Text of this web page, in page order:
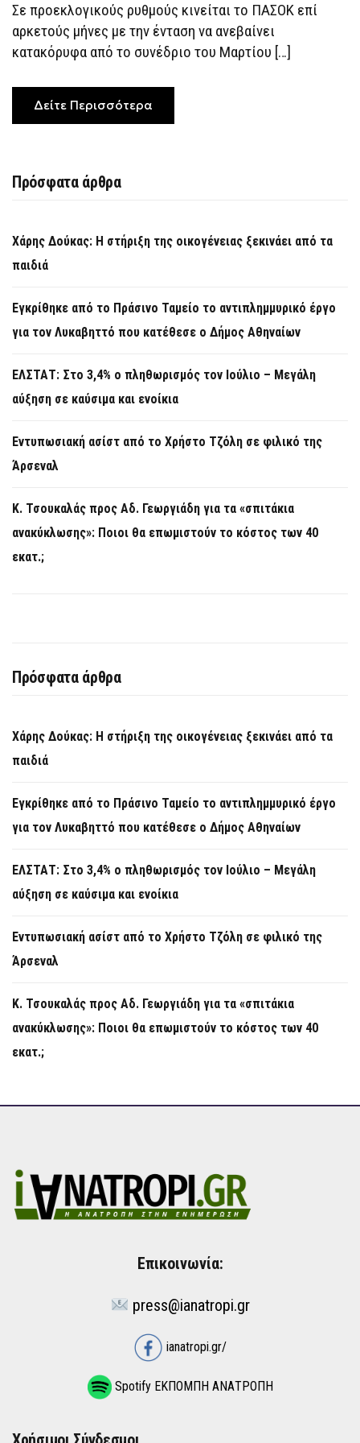
ΠΑΣΟΚ
Σε προεκλογικούς ρυθμούς κινείται το ΠΑΣΟΚ επί
αρκετούς μήνες με την ένταση να ανεβαίνει
κατακόρυφα από το συνέδριο του Μαρτίου […]
Δείτε Περισσότερα
Πρόσφατα άρθρα
Χάρης Δούκας: Η στήριξη της οικογένειας ξεκινάει από τα
παιδιά
Εγκρίθηκε από το Πράσινο Ταμείο το αντιπλημμυρικό έργο
για τον Λυκαβηττό που κατέθεσε ο Δήμος Αθηναίων
ΕΛΣΤΑΤ: Στο 3,4% ο πληθωρισμός τον Ιούλιο – Μεγάλη
αύξηση σε καύσιμα και ενοίκια
Εντυπωσιακή ασίστ από το Χρήστο Τζόλη σε φιλικό της
Άρσεναλ
Κ. Τσουκαλάς προς Αδ. Γεωργιάδη για τα «σπιτάκια
ανακύκλωσης»: Ποιοι θα επωμιστούν το κόστος των 40
εκατ.;
Πρόσφατα άρθρα
Χάρης Δούκας: Η στήριξη της οικογένειας ξεκινάει από τα
παιδιά
Εγκρίθηκε από το Πράσινο Ταμείο το αντιπλημμυρικό έργο
για τον Λυκαβηττό που κατέθεσε ο Δήμος Αθηναίων
ΕΛΣΤΑΤ: Στο 3,4% ο πληθωρισμός τον Ιούλιο – Μεγάλη
αύξηση σε καύσιμα και ενοίκια
Εντυπωσιακή ασίστ από το Χρήστο Τζόλη σε φιλικό της
Άρσεναλ
Κ. Τσουκαλάς προς Αδ. Γεωργιάδη για τα «σπιτάκια
ανακύκλωσης»: Ποιοι θα επωμιστούν το κόστος των 40
εκατ.;
Επικοινωνία:
press@ianatropi.gr
ianatropi.gr/
Spotify ΕΚΠΟΜΠΗ ΑΝΑΤΡΟΠΗ